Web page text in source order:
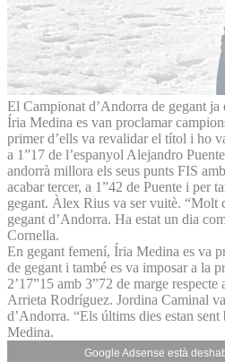
El Campionat d’Andorra de gegant
Íria Medina es van proclamar
primer d’ells va revalidar el títol i ho
a 1”17 de l’espanyol Alejandro
andorrà millora els seus punts FIS
acabar tercer, a 1”42 de Puente i per
gegant. Àlex Rius va ser vuitè. “Molt
gegant d’Andorra. Ha estat un dia
Cornella.
En gegant femení, Íria Medina es va
de gegant i també es va imposar a la
2’17”15 amb 3”72 de marge respecte
Arrieta Rodríguez. Jordina Caminal
d’Andorra. “Els últims dies estan
Medina.
Google Adsense està